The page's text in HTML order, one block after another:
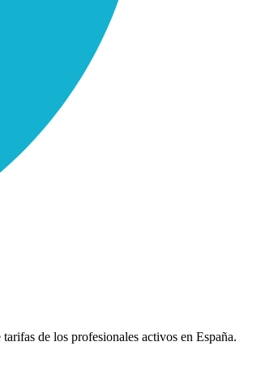
de los profesionales activos en España.